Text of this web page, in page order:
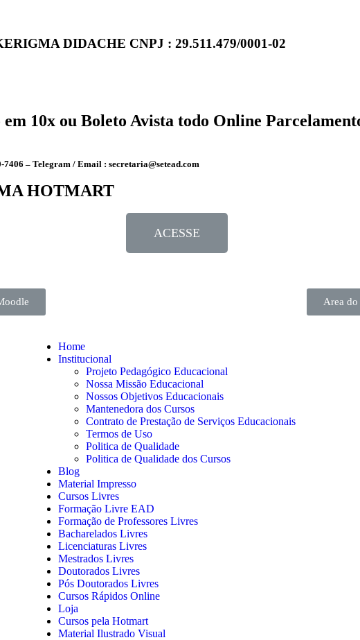
DIDACHE CNPJ : 29.511.479/0001-02
10x ou Boleto Avista todo Online
7406 – Telegram / Email : secretaria@setead.com
HOTMART
ACESSE
Area
Home
Institucional
Projeto Pedagógico Educacional
Nossa Missão Educacional
Nossos Objetivos Educacionais
Mantenedora dos Cursos
Contrato de Prestação de Serviços Educacionais
Termos de Uso
Politica de Qualidade
Politica de Qualidade dos Cursos
Blog
Material Impresso
Cursos Livres
Formação Livre EAD
Formação de Professores Livres
Bacharelados Livres
Licenciaturas Livres
Mestrados Livres
Doutorados Livres
Pós Doutorados Livres
Cursos Rápidos Online
Loja
Cursos pela Hotmart
Material Ilustrado Visual